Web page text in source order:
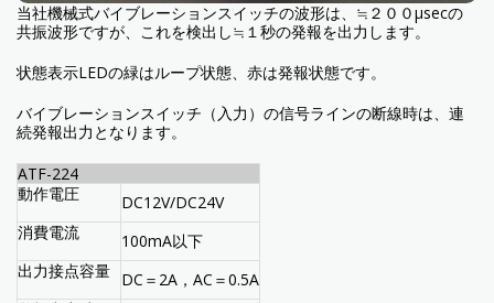
当社機械式バイブレーションスイッチの波形は、≒２００μsecの
共振波形ですが、これを検出し≒１秒の発報を出力します。
状態表示LEDの緑はループ状態、赤は発報状態です。
バイブレーションスイッチ（入力）の信号ラインの断線時は、連
続発報出力となります。
ATF-224
動作電圧
DC12V/DC24V
消費電流
100mA以下
出力接点容量 DC＝2A，AC＝0.5A